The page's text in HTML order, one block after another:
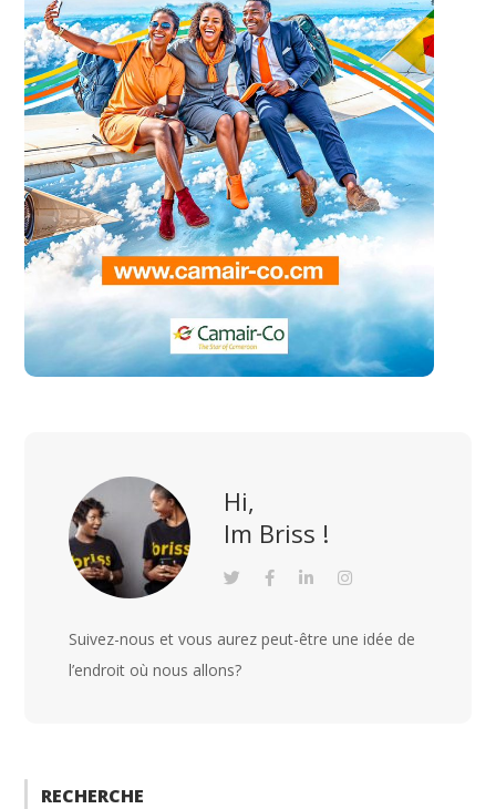
Hi,
Im Briss !
Suivez-nous et vous aurez peut-être une idée de
l’endroit où nous allons?
RECHERCHE